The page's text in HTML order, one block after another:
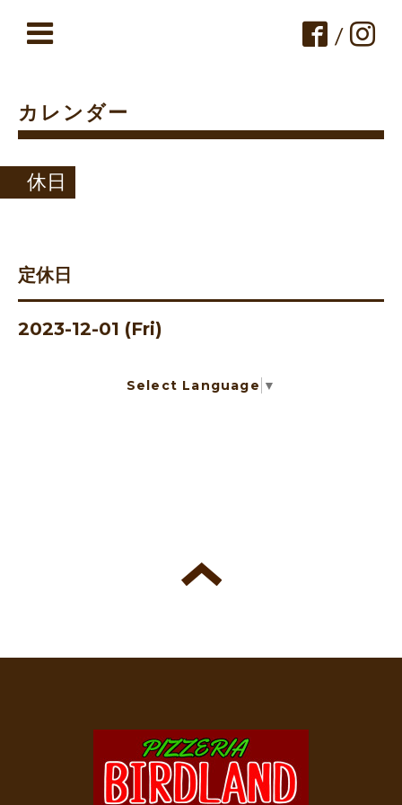
/
カレンダー
休日
定休日
2023-12-01 (Fri)
Select Language ▼